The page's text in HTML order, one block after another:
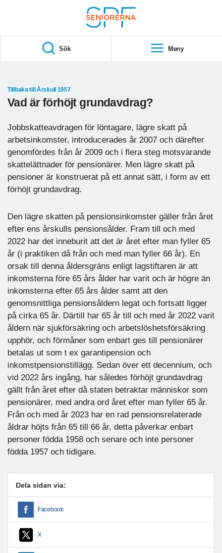
S
A
Sök Meny
Tillbaka till Årskull 1957
Vad är förhöjt grundavdrag?
Jobbskatteavdragen för löntagare, lägre skatt på
arbetsinkomster, introducerades år 2007 och därefter
genomfördes från år 2009 och i flera steg motsvarande
skattelättnader för pensionärer. Men lägre skatt på
pensioner är konstruerat på ett annat sätt, i form av ett
förhöjt grundavdrag.
Den lägre skatten på pensionsinkomster gäller från året
efter ens årskulls pensionsålder. Fram till och med
2022 har det inneburit att det är året efter man fyller 65
år (i praktiken då från och med man fyller 66 år). En
orsak till denna åldersgräns enligt lagstiftaren är att
inkomsterna före 65 års ålder har varit och är högre än
inkomsterna efter 65 års ålder samt att den
genomsnittliga pensionsåldern legat och fortsatt ligger
på cirka 65 år. Därtill har 65 år till och med år 2022 varit
åldern när sjukförsäkring och arbetslöshetsförsäkring
upphör, och förmåner som enbart ges till pensionärer
betalas ut som t ex garantipension och
inkomstpensionstillägg. Sedan över ett decennium, och
vid 2022 års ingång, har således förhöjt grundavdrag
gällt från året efter då staten betraktar människor som
pensionärer, med andra ord året efter man fyller 65 år.
Från och med år 2023 har en rad pensionsrelaterade
åldrar höjts från 65 till 66 år, detta påverkar enbart
personer födda 1958 och senare och inte personer
födda 1957 och tidigare.
Dela sidan via:
Facebook
X